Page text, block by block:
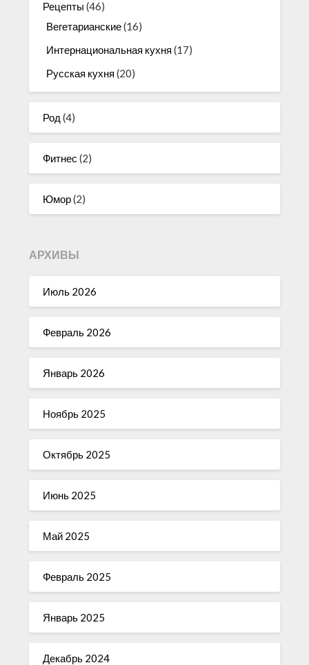
Рецепты (46)
Вегетарианские(16)
Интернациональная кухня (17)
Русская кухня (20)
Род (4)
Фитнес (2)
Юмор(2)
АРХИВЫ
Июль 2026
Февраль 2026
Январь 2026
Ноябрь 2025
Октябрь 2025
Июнь 2025
Май 2025
Февраль 2025
Январь 2025
Декабрь 2024